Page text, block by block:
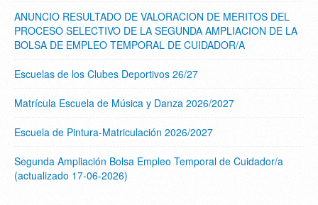
ANUNCIO RESULTADO DE VALORACION DE MERITOS DEL
PROCESO SELECTIVO DE LA SEGUNDA AMPLIACION DE LA
BOLSA DE EMPLEO TEMPORAL DE CUIDADOR/A
Escuelas de los Clubes Deportivos 26/27
Matrícula Escuela de Música y Danza 2026/2027
Escuela de Pintura-Matriculación 2026/2027
Segunda Ampliación Bolsa Empleo Temporal de Cuidador/a
(actualizado 17-06-2026)